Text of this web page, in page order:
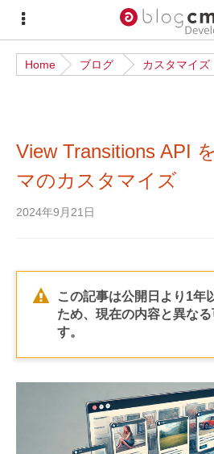
サ
イ
ド
ュ
ー
Home ブログ カスタマイズ
View Transitions API
マのカスタマイズ
2024年9月21日
この記事は公開日より1年
ため、現在の内容と異な
す。